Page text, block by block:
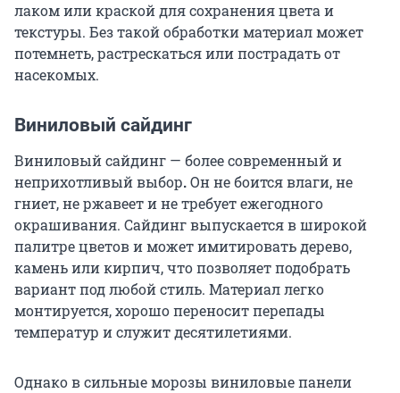
лаком или краской для сохранения цвета и
текстуры. Без такой обработки материал может
потемнеть, растрескаться или пострадать от
насекомых.
Виниловый сайдинг
Виниловый сайдинг — более современный и
неприхотливый выбор.Он не боится влаги, не
гниет, не ржавеет и не требует ежегодного
окрашивания. Сайдинг выпускается в широкой
палитре цветов и может имитировать дерево,
камень или кирпич, что позволяет подобрать
вариант под любой стиль. Материал легко
монтируется, хорошо переносит перепады
температур и служит десятилетиями.
Однако в сильные морозы виниловые панели